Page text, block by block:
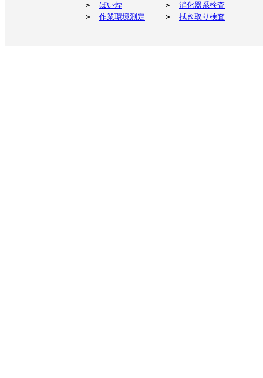
＞
ばい煙 ＞
消化器系検査
＞
作業環境測定 ＞ 拭き取り検査